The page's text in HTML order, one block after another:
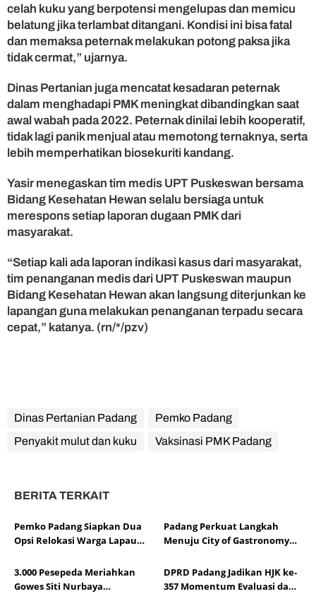
celah kuku yang berpotensi mengelupas dan memicu
belatung jika terlambat ditangani. Kondisi ini bisa fatal
dan memaksa peternak melakukan potong paksa jika
tidak cermat,” ujarnya.
Dinas Pertanian juga mencatat kesadaran peternak
dalam menghadapi PMK meningkat dibandingkan saat
awal wabah pada 2022. Peternak dinilai lebih kooperatif,
tidak lagi panik menjual atau memotong ternaknya, serta
lebih memperhatikan biosekuriti kandang.
Yasir menegaskan tim medis UPT Puskeswan bersama
Bidang Kesehatan Hewan selalu bersiaga untuk
merespons setiap laporan dugaan PMK dari
masyarakat.
“Setiap kali ada laporan indikasi kasus dari masyarakat,
tim penanganan medis dari UPT Puskeswan maupun
Bidang Kesehatan Hewan akan langsung diterjunkan ke
lapangan guna melakukan penanganan terpadu secara
cepat,” katanya. (rn/*/pzv)
Dinas Pertanian Padang
Pemko Padang
Penyakit mulut dan kuku
Vaksinasi PMK Padang
BERITA TERKAIT
Pemko Padang Siapkan Dua
Opsi Relokasi Warga Lapau
Padang Perkuat Langkah
Menuju City of Gastronomy
3.000 Pesepeda Meriahkan
Gowes Siti Nurbaya
DPRD Padang Jadikan HJK ke-
357 Momentum Evaluasi dan